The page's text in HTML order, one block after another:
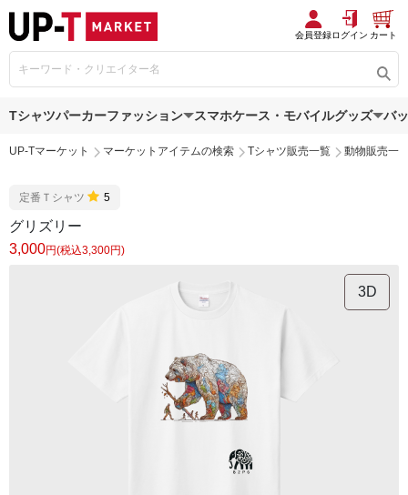
会員登録ログイン カート
Tシャツパーカーファッション スマホケース・モバイルグッズ バ
UP-Tマーケット マーケットアイテムの検索 Tシャツ販売一覧 動物販売一
定番Ｔシャツ 5
グリズリー
3,000円(税込3,300円)
3D